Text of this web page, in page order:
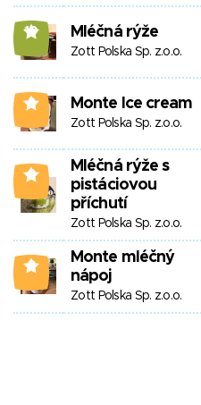
10 Mléčná rýže
Zott Polska Sp. z.o.o.
2 Monte Ice cream
Zott Polska Sp. z.o.o.
0
Mléčná rýže s
pistáciovou
příchutí
Zott Polska Sp. z.o.o.
0
Monte mléčný
nápoj
Zott Polska Sp. z.o.o.